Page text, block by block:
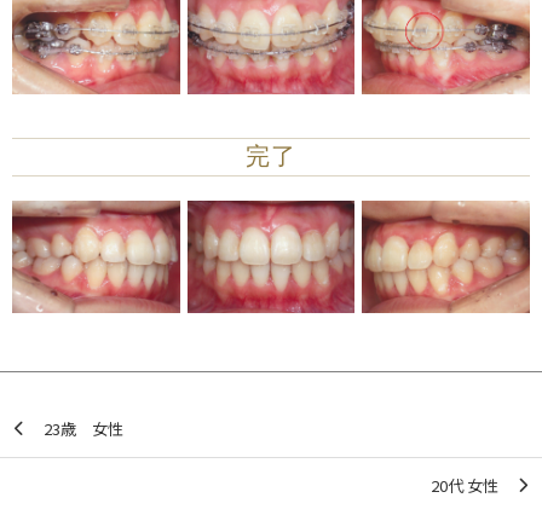
完了
23歳 女性
20代 女性